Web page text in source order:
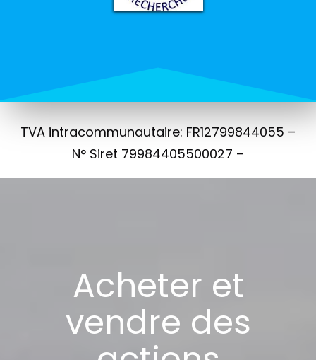
TVA intracommunautaire: FR12799844055 –
N° Siret 79984405500027 –
Acheter et
vendre des